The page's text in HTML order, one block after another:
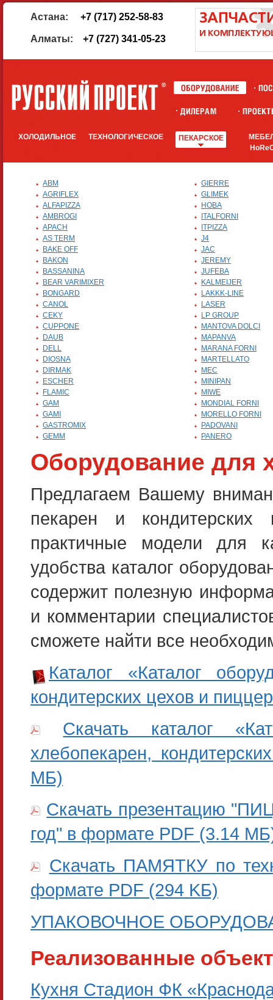
Астана: +7 (717) 252-58-83
Алматы: +7 (727) 341-05-23
ХОЛОДИЛЬНОЕ ТЕХНОЛОГИЧЕСКОЕ ПЕКАРСКОЕ
ABM
AGRIFLEX
ALFAPIZZA
AMBROGI
APACH
AS TERM
BAKE OFF
BAKON
BASSANINA
BEAR VARIMIXER
BONGARD
CANOL
CEKY
CUPPONE
DAUB
DELL
DIOSNA
DIRMAK
ESCHER
FLAMIC
GAM
GAMI
GASTROMIX
GEMM
GIERRE
GLIMEK
HOBA
ITALFORNI
ITPIZZA
J4
JAC
JEREMY
JUFEBA
KALMEIJER
LAKKK-LINE
LASER
LP GROUP
MANTOVA DOLCI
MAPANVA
MARANA FORNI
MARTELLATO
MEC
MINIPAN
MIWE
MONDIAL FORNI
MORELLO FORNI
PADOVANI
PANERO
Оборудование для
Предлагаем Вашему
пекарен и
практичные модели для
удобства каталог
содержит полезную
и комментарии
сможете найти все
Каталог «Каталог
кондитерских цехов и
Скачать каталог
хлебопекарен,
МБ)
Скачать презентацию
год" в формате PDF (3.14
Скачать ПАМЯТКУ по
формате PDF (294 KБ)
УПАКОВОЧНОЕ
Реализованные
Кухня Стадион ФК